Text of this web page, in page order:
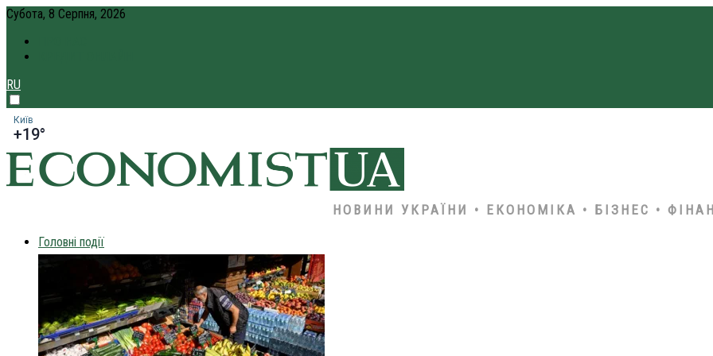
Субота, 8 Серпня, 2026
RU
Київ
+19°
НОВИНИ УКРАЇНИ • ЕКОНОМІКА • БІЗНЕС •
Головні події